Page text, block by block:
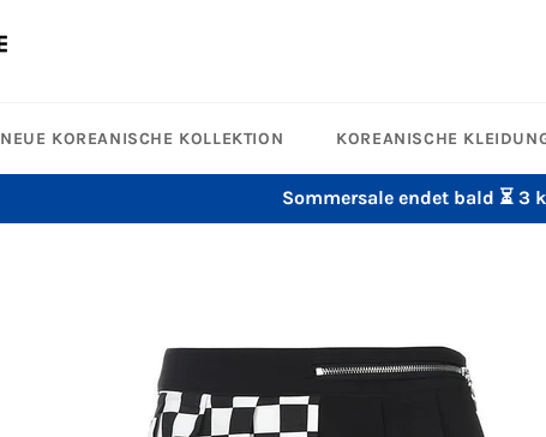
NEUE KOREANISCHE KOLLEKTION KOREANISCHE
Sommersale endet bald ⏳ 3